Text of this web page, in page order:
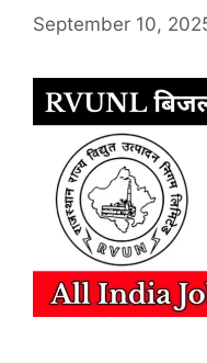
September 10,